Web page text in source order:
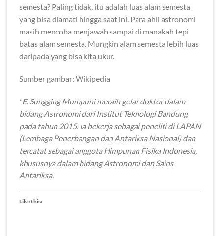
semesta? Paling tidak, itu adalah luas alam semesta
yang bisa diamati hingga saat ini. Para ahli astronomi
masih mencoba menjawab sampai di manakah tepi
batas alam semesta. Mungkin alam semesta lebih luas
daripada yang bisa kita ukur.
Sumber gambar: Wikipedia
*E. Sungging Mumpuni meraih gelar doktor dalam
bidang Astronomi dari Institut Teknologi Bandung
pada tahun 2015. Ia bekerja sebagai peneliti di LAPAN
(Lembaga Penerbangan dan Antariksa Nasional) dan
tercatat sebagai anggota Himpunan Fisika Indonesia,
khususnya dalam bidang Astronomi dan Sains
Antariksa.
Like this: